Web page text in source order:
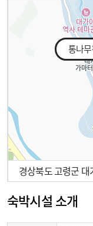
통나
100m
경상북도 고령군
숙박시설 소개